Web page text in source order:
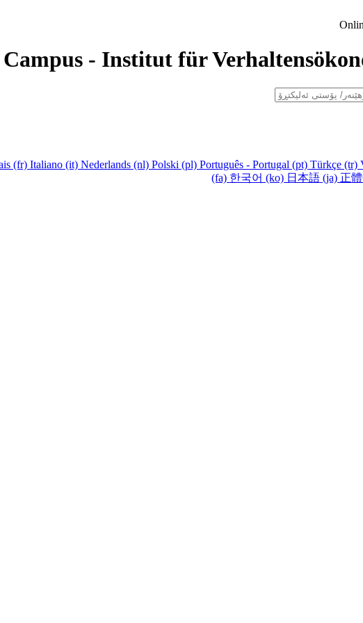
‎(fr)‎ Italiano ‎(it)‎ Nederlands ‎(nl)‎ Polski ‎(pl)‎ Português - Portugal ‎(pt)‎ Türkçe ‎(tr)‎
한국어 ‎(ko)‎ 日本語 ‎(ja)‎ 正